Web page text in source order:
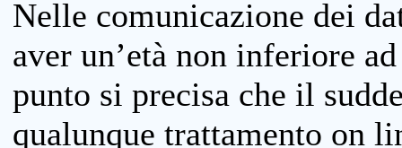
Nelle comunicazione dei
aver un’età non inferiore
punto si precisa che il
qualunque trattamento on